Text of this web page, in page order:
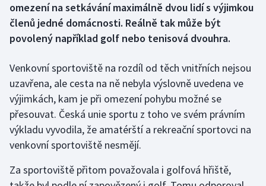
Dostihy
Florbal
Futsal
Golf
Gymnastika
omezení na setkávání maximálně dvou lidí s výjimkou
členů jedné domácnosti. Reálně tak může být
povolený například golf nebo tenisová dvouhra.
Venkovní sportoviště na rozdíl od těch vnitřních nejsou
uzavřena, ale cesta na ně nebyla výslovně uvedena ve
výjimkách, kam je při omezení pohybu možné se
přesouvat. Česká unie sportu z toho ve svém právním
výkladu vyvodila, že amatérští a rekreační sportovci na
venkovní sportoviště nesmějí.
Za sportoviště přitom považovala i golfová hřiště,